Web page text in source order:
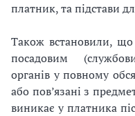
платник, та підстави
Також встановили, що
посадовим
органів у повному
або пов’язані з
виникає у платника